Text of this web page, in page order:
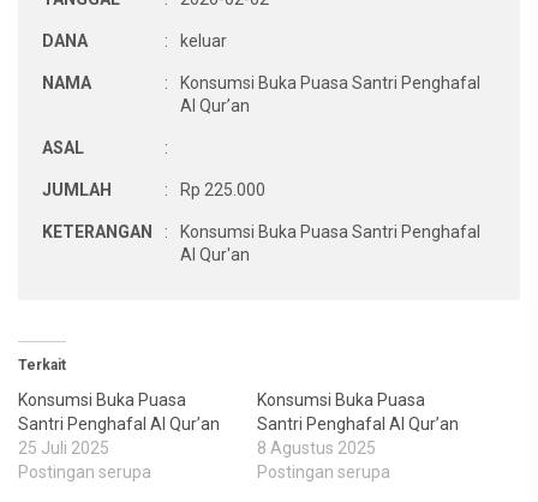
DANA : keluar
NAMA :
Konsumsi Buka Puasa Santri Penghafal
Al Qur’an
ASAL :
JUMLAH : Rp 225.000
KETERANGAN :
Konsumsi Buka Puasa Santri Penghafal
Al Qur'an
Terkait
Konsumsi Buka Puasa
Santri Penghafal Al Qur’an
25 Juli 2025
Postingan serupa
Konsumsi Buka Puasa
Santri Penghafal Al Qur’an
8 Agustus 2025
Postingan serupa